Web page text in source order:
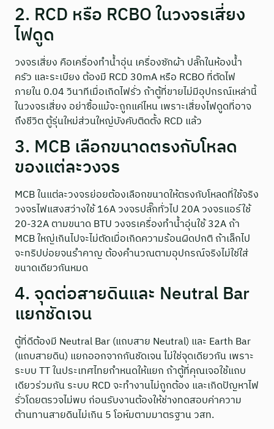
2. RCD หรือ RCBO ในวงจรเสี่ยง
ไฟดูด
วงจรเสี่ยง คือเครื่องทำน้ำอุ่น เครื่องซักผ้า ปลั๊กในห้องน้ำ
ครัว และระเบียง ต้องมี RCD 30mA หรือ RCBO ที่ตัดไฟ
ภายใน 0.04 วินาทีเมื่อเกิดไฟรั่ว ถ้าตู้ที่ขายไม่มีอุปกรณ์เหล่านี้
ในวงจรเสี่ยง อย่าซื้อแม้จะถูกแค่ไหน เพราะเสี่ยงไฟดูดที่อาจ
ถึงชีวิต ตู้รุ่นใหม่ส่วนใหญ่บังคับติดตั้ง RCD แล้ว
3. MCB เลือกขนาดตรงกับโหลด
ของแต่ละวงจร
MCB ในแต่ละวงจรย่อยต้องเลือกขนาดให้ตรงกับโหลดที่ใช้จริง
วงจรไฟแสงสว่างใช้ 16A วงจรปลั๊กทั่วไป 20A วงจรแอร์ใช้
20-32A ตามขนาด BTU วงจรเครื่องทำน้ำอุ่นใช้ 32A ถ้า
MCB ใหญ่เกินไปจะไม่ตัดเมื่อเกิดความร้อนผิดปกติ ถ้าเล็กไป
จะทริปบ่อยจนรำคาญ ต้องคำนวณตามอุปกรณ์จริงไม่ใช่ใส่
ขนาดเดียวกันหมด
4. จุดต่อสายดินและ Neutral Bar
แยกชัดเจน
ตู้ที่ดีต้องมี Neutral Bar (แถบสาย Neutral) และ Earth Bar
(แถบสายดิน) แยกออกจากกันชัดเจน ไม่ใช่จุดเดียวกัน เพราะ
ระบบ TT ในประเทศไทยกำหนดให้แยก ถ้าตู้ที่คุณเจอใช้แถบ
เดียวร่วมกัน ระบบ RCD จะทำงานไม่ถูกต้อง และเกิดปัญหาไฟ
รั่วโดยตรวจไม่พบ ก่อนรับงานต้องให้ช่างทดสอบค่าความ
ต้านทานสายดินไม่เกิน 5 โอห์มตามมาตรฐาน วสท.